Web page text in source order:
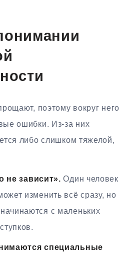
поэтому вокруг него
ошибки. Из-за них
либо слишком тяжелой,
не зависит». Один человек
изменить всё сразу, но
с маленьких
специальные